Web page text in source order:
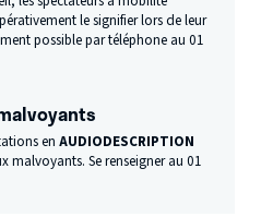
le signifier lors de leur
possible par téléphone au 01
enAUDIODESCRIPTION
malvoyants. Se renseigner au 01